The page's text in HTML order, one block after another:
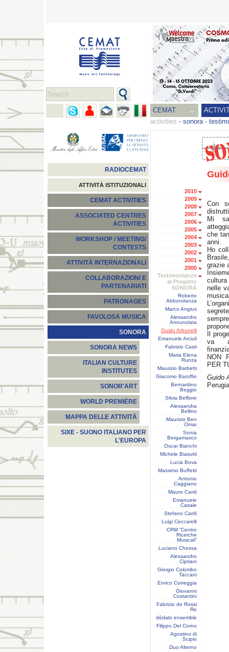
CEMAT
activities - sonora-
RADIOCEMAT
ATTIVITÀ ISTITUZIONALI
CEMAT ACTIVITIES
ASSOCIATED CENTRES
ACTIVITIES
WORKSHOP / MEETING/
CONTESTS
ATTIVITÀ INTERNAZIONALI
COLLABORAZIONI E
PARTENARIATI
PATRONAGES
FAVOLOSA MUSICA
SONORA
SONORA NEWS
ITALIAN CULTURE
INSTITUTES
SONOR'ART
WORLD PREMIÈRE
MAPPA DELLE ATTIVITÀ
SIXE - SUONO ITALIANO PER
L'EUROPA
2010
2009
2008
2007
2006
2005
2004
2003
2002
2001
2000
Testimonianze
al Progetto
SONORA
Roberto
Abbondanza
Marco Angius
Alessandro
Annunziata
Guido Arbonelli
Emanuele Arciuli
Fabrizio Casti
Maria Elena
Runza
Maurizio Barbetti
Giacomo Baroffio
Bernardino
Beggio
Silvia Belfiore
Alessandra
Bellino
Maurizio Ben
Omar
Sonia
Bergamasco
Oscar Bianchi
Michele Biasutti
Lucia Bova
Massimo Buffetti
Antonio
Caggiano
Mauro Cardi
Emanuele
Casale
Stefano Cardi
Luigi Ceccarelli
CRM “Centro
Ricerche
Musicali”
Luciano Chessa
Alessandro
Cipriani
Giorgio Colombo
Taccani
Enrico Correggia
Giovanni
Costantini
Fabrizio de Rossi
Re
dèdalo ensemble
Filippo Del Corno
Agostino di
Scipio
Duo Alterno
Con
Mi
che
anni.
Ho
grazie
nelle
Il
va
NON
PER
Guido